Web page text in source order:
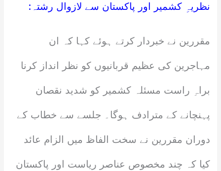
نظریہِ کشمیر اور پاکستان سے لازوال رشتہ:
مقررین نے خبردار کرتے ہوئے کہا کہ ان
مہاجرین کی عظیم قربانیوں کو نظر انداز کرنا
براہِ راست مسئلہ کشمیر کو شدید نقصان
پہنچانے کے مترادف ہوگا۔ جلسے سے خطاب کے
دوران مقررین نے سخت الفاظ میں الزام عائد
کیا کہ چند مخصوص عناصر ریاست اور پاکستان